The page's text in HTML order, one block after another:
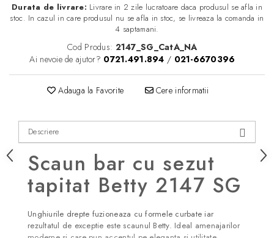
Durata de livrare: Livrare in 2 zile lucratoare daca produsul se afla in
stoc. In cazul in care produsul nu se afla in stoc, se livreaza la comanda in
4 saptamani.
Cod Produs: 2147_SG_CatA_NA
Ai nevoie de ajutor? 0721.491.894 / 021-6670396
Adauga la Favorite Cere informatii
Descriere
Scaun bar cu sezut
tapitat Betty 2147 SG
Unghiurile drepte fuzioneaza cu formele curbate iar
rezultatul de exceptie este scaunul Betty. Ideal amenajarilor